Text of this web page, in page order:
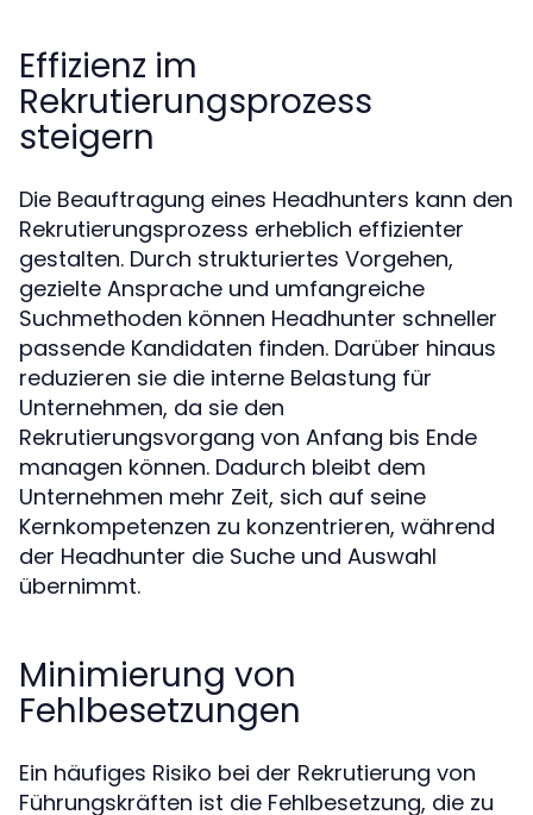
Effizienz im
Rekrutierungsprozess
steigern
Die Beauftragung eines Headhunters kann den
Rekrutierungsprozess erheblich effizienter
gestalten. Durch strukturiertes Vorgehen,
gezielte Ansprache und umfangreiche
Suchmethoden können Headhunter schneller
passende Kandidaten finden. Darüber hinaus
reduzieren sie die interne Belastung für
Unternehmen, da sie den
Rekrutierungsvorgang von Anfang bis Ende
managen können. Dadurch bleibt dem
Unternehmen mehr Zeit, sich auf seine
Kernkompetenzen zu konzentrieren, während
der Headhunter die Suche und Auswahl
übernimmt.
Minimierung von
Fehlbesetzungen
Ein häufiges Risiko bei der Rekrutierung von
Führungskräften ist die Fehlbesetzung, die zu